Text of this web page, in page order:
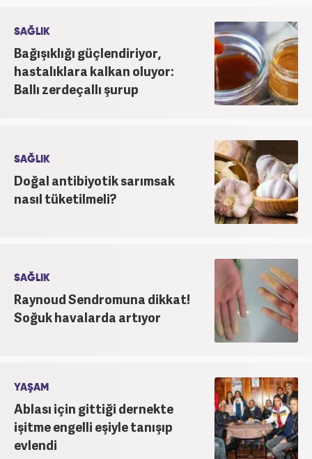
SAĞLIK
Bağışıklığı güçlendiriyor,
hastalıklara kalkan oluyor:
Ballı zerdeçallı şurup
SAĞLIK
Doğal antibiyotik sarımsak
nasıl tüketilmeli?
SAĞLIK
Raynoud Sendromuna dikkat!
Soğuk havalarda artıyor
YAŞAM
Ablası için gittiği dernekte
işitme engelli eşiyle tanışıp
evlendi